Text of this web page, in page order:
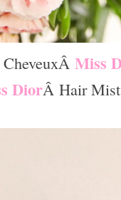
Miss
DiorÂ Hair Mist